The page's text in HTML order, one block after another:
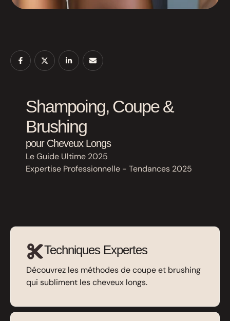
Shampoing, Coupe &
Brushing
pour Cheveux Longs
Le Guide Ultime 2025
Expertise Professionnelle - Tendances 2025
Techniques Expertes
Découvrez les méthodes de coupe et brushing
qui subliment les cheveux longs.